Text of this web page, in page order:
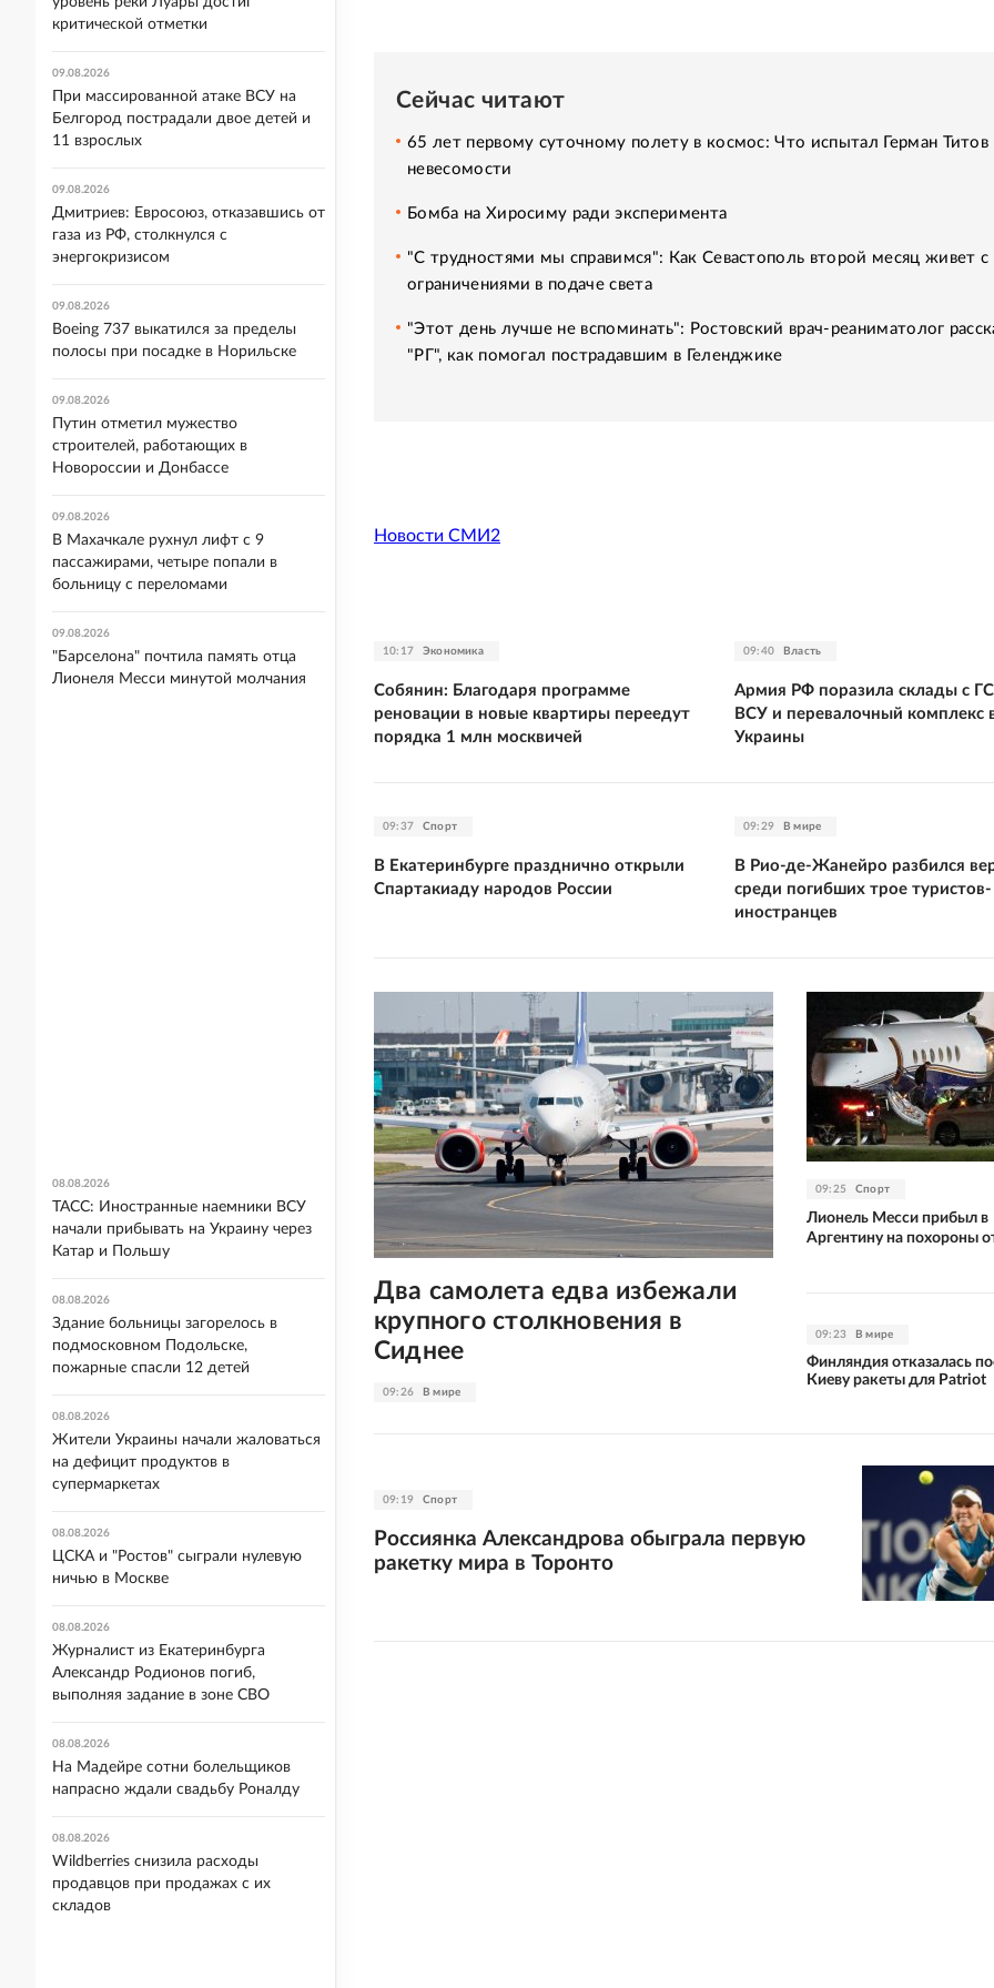
Сейчас читают
65 лет первому суточному полету в космос: Что испытал Герман Титов
невесомости
Бомба на Хиросиму ради эксперимента
"С трудностями мы справимся": Как Севастополь второй месяц живет с
ограничениями в подаче света
"Этот день лучше не вспоминать": Ростовский врач-реаниматолог
"РГ", как помогал пострадавшим в Геленджике
Новости СМИ2
10:17 Экономика
Собянин: Благодаря программе
реновации в новые квартиры переедут
порядка 1 млн москвичей
09:40 Власть
Армия РФ поразила склады с
ВСУ и перевалочный комплекс
Украины
09:37 Спорт
В Екатеринбурге празднично открыли
Спартакиаду народов России
09:29 В мире
В Рио-де-Жанейро разбился
среди погибших трое туристов-
иностранцев
09:26 В мире
Два самолета едва избежали
крупного столкновения в
Сиднее
09:25 Спорт
Лионель Месси прибыл в
Аргентину на похороны
09:23 В мире
Финляндия отказалась
Киеву ракеты для Patriot
09:19 Спорт
Россиянка Александрова обыграла первую
ракетку мира в Торонто
критической отметки
09.08.2026
При массированной атаке ВСУ на
Белгород пострадали двое детей и
11 взрослых
09.08.2026
Дмитриев: Евросоюз, отказавшись от
газа из РФ, столкнулся с
энергокризисом
09.08.2026
Boeing 737 выкатился за пределы
полосы при посадке в Норильске
09.08.2026
Путин отметил мужество
строителей, работающих в
Новороссии и Донбассе
09.08.2026
В Махачкале рухнул лифт с 9
пассажирами, четыре попали в
больницу с переломами
09.08.2026
"Барселона" почтила память отца
Лионеля Месси минутой молчания
08.08.2026
ТАСС: Иностранные наемники ВСУ
начали прибывать на Украину через
Катар и Польшу
08.08.2026
Здание больницы загорелось в
подмосковном Подольске,
пожарные спасли 12 детей
08.08.2026
Жители Украины начали жаловаться
на дефицит продуктов в
супермаркетах
08.08.2026
ЦСКА и "Ростов" сыграли нулевую
ничью в Москве
08.08.2026
Журналист из Екатеринбурга
Александр Родионов погиб,
выполняя задание в зоне СВО
08.08.2026
На Мадейре сотни болельщиков
напрасно ждали свадьбу Роналду
08.08.2026
Wildberries снизила расходы
продавцов при продажах с их
складов